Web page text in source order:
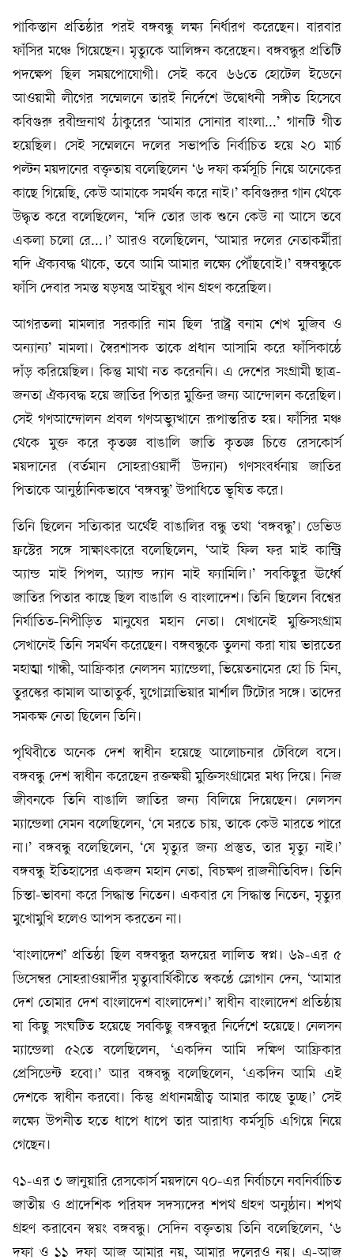
পাকিস্তান প্রতিষ্ঠার পরই বঙ্গবন্ধু লক্ষ্য নির্ধারণ করেছেন। বারবার
ফাঁসির মঞ্চে গিয়েছেন। মৃত্যুকে আলিঙ্গন করেছেন। বঙ্গবন্ধুর প্রতিটি
পদক্ষেপ ছিল সময়পোযোগী। সেই কবে ৬৬তে হোটেল ইডেনে
আওয়ামী লীগের সম্মেলনে তারই নির্দেশে উদ্বোধনী সঙ্গীত হিসেবে
কবিগুরু রবীন্দ্রনাথ ঠাকুরের ‘আমার সোনার বাংলা...’ গানটি গীত
হয়েছিল। সেই সম্মেলনে দলের সভাপতি নির্বাচিত হয়ে ২০ মার্চ
পল্টন ময়দানের বক্তৃতায় বলেছিলেন ‘৬ দফা কর্মসূচি নিয়ে অনেকের
কাছে গিয়েছি, কেউ আমাকে সমর্থন করে নাই।’ কবিগুরুর গান থেকে
উদ্ধৃত করে বলেছিলেন, ‘যদি তোর ডাক শুনে কেউ না আসে তবে
একলা চলো রে...।’ আরও বলেছিলেন, ‘আমার দলের নেতাকর্মীরা
যদি ঐক্যবদ্ধ থাকে, তবে আমি আমার লক্ষ্যে পৌঁছবোই।’ বঙ্গবন্ধুকে
ফাঁসি দেবার সমস্ত ষড়যন্ত্র আইয়ুব খান গ্রহণ করেছিল।
আগরতলা মামলার সরকারি নাম ছিল ‘রাষ্ট্র বনাম শেখ মুজিব ও
অন্যান্য’ মামলা। স্বৈরশাসক তাকে প্রধান আসামি করে ফাঁসিকাষ্ঠে
দাঁড় করিয়েছিল। কিন্তু মাথা নত করেননি। এ দেশের সংগ্রামী ছাত্র-
জনতা ঐক্যবদ্ধ হয়ে জাতির পিতার মুক্তির জন্য আন্দোলন করেছিল।
সেই গণআন্দোলন প্রবল গণঅভ্যুত্থানে রূপান্তরিত হয়। ফাঁসির মঞ্চ
থেকে মুক্ত করে কৃতজ্ঞ বাঙালি জাতি কৃতজ্ঞ চিত্তে রেসকোর্স
ময়দানের (বর্তমান সোহরাওয়ার্দী উদ্যান) গণসংবর্ধনায় জাতির
পিতাকে আনুষ্ঠানিকভাবে ‘বঙ্গবন্ধু’ উপাধিতে ভূষিত করে।
তিনি ছিলেন সত্যিকার অর্থেই বাঙালির বন্ধু তথা ‘বঙ্গবন্ধু’। ডেভিড
ফ্রস্টের সঙ্গে সাক্ষাৎকারে বলেছিলেন, ‘আই ফিল ফর মাই কান্ট্রি
অ্যান্ড মাই পিপল, অ্যান্ড দ্যান মাই ফ্যামিলি।’ সবকিছুর ঊর্ধ্বে
জাতির পিতার কাছে ছিল বাঙালি ও বাংলাদেশ। তিনি ছিলেন বিশ্বের
নির্যাতিত-নিপীড়িত মানুষের মহান নেতা। যেখানেই মুক্তিসংগ্রাম
সেখানেই তিনি সমর্থন করেছেন। বঙ্গবন্ধুকে তুলনা করা যায় ভারতের
মহাত্মা গান্ধী, আফ্রিকার নেলসন ম্যান্ডেলা, ভিয়েতনামের হো চি মিন,
তুরস্কের কামাল আতাতুর্ক, যুগোস্লাভিয়ার মার্শাল টিটোর সঙ্গে। তাদের
সমকক্ষ নেতা ছিলেন তিনি।
পৃথিবীতে অনেক দেশ স্বাধীন হয়েছে আলোচনার টেবিলে বসে।
বঙ্গবন্ধু দেশ স্বাধীন করেছেন রক্তক্ষয়ী মুক্তিসংগ্রামের মধ্য দিয়ে। নিজ
জীবনকে তিনি বাঙালি জাতির জন্য বিলিয়ে দিয়েছেন। নেলসন
ম্যান্ডেলা যেমন বলেছিলেন, ‘যে মরতে চায়, তাকে কেউ মারতে পারে
না।’ বঙ্গবন্ধু বলেছিলেন, ‘যে মৃত্যুর জন্য প্রস্তুত, তার মৃত্যু নাই।’
বঙ্গবন্ধু ইতিহাসের একজন মহান নেতা, বিচক্ষণ রাজনীতিবিদ। তিনি
চিন্তা-ভাবনা করে সিদ্ধান্ত নিতেন। একবার যে সিদ্ধান্ত নিতেন, মৃত্যুর
মুখোমুখি হলেও আপস করতেন না।
‘বাংলাদেশ’ প্রতিষ্ঠা ছিল বঙ্গবন্ধুর হৃদয়ের লালিত স্বপ্ন। ৬৯-এর ৫
ডিসেম্বর সোহরাওয়ার্দীর মৃত্যুবার্ষিকীতে স্বকণ্ঠে স্লোগান দেন, ‘আমার
দেশ তোমার দেশ বাংলাদেশ বাংলাদেশ।’ স্বাধীন বাংলাদেশ প্রতিষ্ঠায়
যা কিছু সংঘটিত হয়েছে সবকিছু বঙ্গবন্ধুর নির্দেশে হয়েছে। নেলসন
ম্যান্ডেলা ৫২তে বলেছিলেন, ‘একদিন আমি দক্ষিণ আফ্রিকার
প্রেসিডেন্ট হবো।’ আর বঙ্গবন্ধু বলেছিলেন, ‘একদিন আমি এই
দেশকে স্বাধীন করবো। কিন্তু প্রধানমন্ত্রীত্ব আমার কাছে তুচ্ছ।’ সেই
লক্ষ্যে উপনীত হতে ধাপে ধাপে তার আরাধ্য কর্মসূচি এগিয়ে নিয়ে
গেছেন।
৭১-এর ৩ জানুয়ারি রেসকোর্স ময়দানে ৭০-এর নির্বাচনে নবনির্বাচিত
জাতীয় ও প্রাদেশিক পরিষদ সদস্যদের শপথ গ্রহণ অনুষ্ঠান। শপথ
গ্রহণ করাবেন স্বয়ং বঙ্গবন্ধু। সেদিন বক্তৃতায় তিনি বলেছিলেন, ‘৬
দফা ও ১১ দফা আজ আমার নয়, আমার দলেরও নয়। এ-আজ